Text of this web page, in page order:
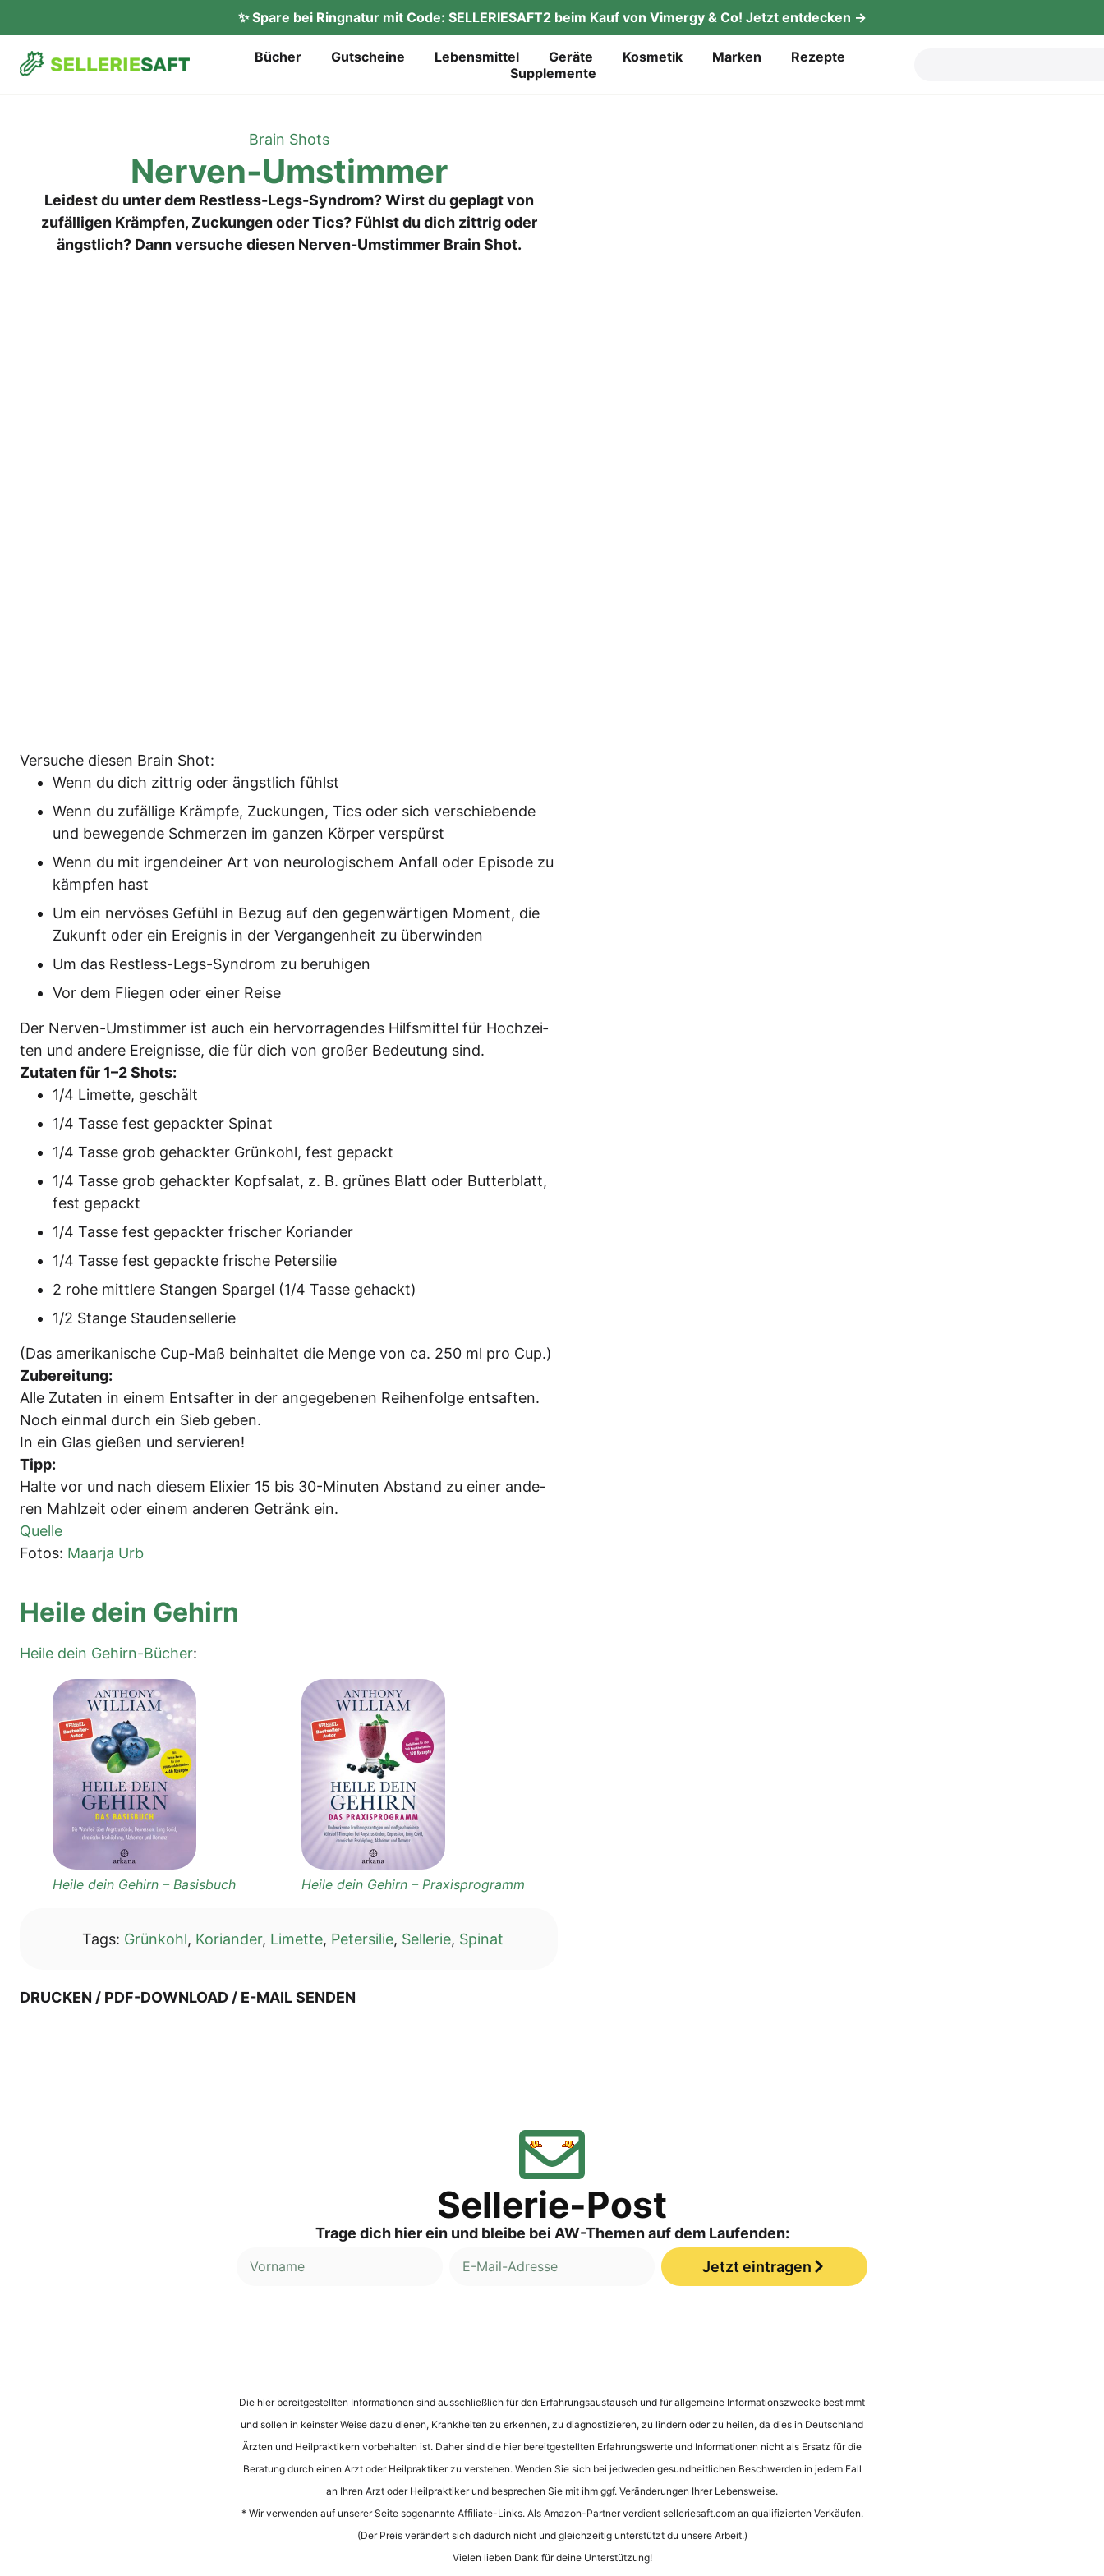
✨ Spare bei Ringnatur mit Code: SELLERIESAFT2 beim Kauf von Vimergy & Co! Jetzt entdecken →
Bücher Gut­schei­ne Lebens­mit­tel Gerä­te Kos­me­tik Mar­ken
Rezep­te
Sup­ple­men­te
Brain Shots
Ner­ven-Umstim­mer
Leidest du unter dem Restless-Legs-Syndrom? Wirst du geplagt von
zufälligen Krämpfen, Zuckungen oder Tics? Fühlst du dich zittrig oder
ängstlich? Dann versuche diesen Nerven-Umstimmer Brain Shot.
Ver­su­che die­sen Brain Shot:
Wenn du dich zitt­rig oder ängst­lich fühlst
Wenn du zufäl­li­ge Krämp­fe, Zuckun­gen, Tics oder sich ver­schie­ben­de
und bewe­gen­de Schmer­zen im gan­zen Kör­per verspürst
Wenn du mit irgend­ei­ner Art von neu­ro­lo­gi­schem Anfall oder Epi­so­de zu
kämp­fen hast
Um ein ner­vö­ses Gefühl in Bezug auf den gegen­wär­ti­gen Moment, die
Zukunft oder ein Ereig­nis in der Ver­gan­gen­heit zu überwinden
Um das Rest­less-Legs-Syn­drom zu beruhigen
Vor dem Flie­gen oder einer Reise
Der Ner­ven-Umstim­mer ist auch ein her­vor­ra­gen­des Hilfs­mit­tel für Hoch­zei­
ten und ande­re Ereig­nis­se, die für dich von gro­ßer Bedeu­tung sind.
Zuta­ten für 1–2 Shots:
1/4 Limet­te, geschält
1/4 Tas­se fest gepack­ter Spinat
1/4 Tas­se grob gehack­ter Grün­kohl, fest gepackt
1/4 Tas­se grob gehack­ter Kopf­sa­lat, z. B. grü­nes Blatt oder But­ter­blatt,
fest gepackt
1/4 Tas­se fest gepack­ter fri­scher Koriander
1/4 Tas­se fest gepack­te fri­sche Petersilie
2 rohe mitt­le­re Stan­gen Spar­gel (1/4 Tas­se gehackt)
1/2 Stan­ge Staudensellerie
(Das ame­ri­ka­ni­sche Cup-Maß beinhal­tet die Men­ge von ca. 250 ml pro Cup.)
Zube­rei­tung:
Alle Zuta­ten in einem Ent­saf­ter in der ange­ge­be­nen Rei­hen­fol­ge ent­saf­ten.
Noch ein­mal durch ein Sieb geben.
In ein Glas gie­ßen und servieren!
Tipp:
Hal­te vor und nach die­sem Eli­xier 15 bis 30-Minu­ten Abstand zu einer ande­
ren Mahl­zeit oder einem ande­ren Getränk ein.
Quel­le
Fotos: Maar­ja Urb
Hei­le dein Gehirn
Hei­le dein Gehirn-Bücher:
Hei­le dein Gehirn – Basisbuch Hei­le dein Gehirn – Praxisprogramm
Tags: Grünkohl, Koriander, Limette, Petersilie, Sellerie, Spinat
DRUCKEN / PDF-DOWNLOAD / E-MAIL SENDEN
Sellerie-Post
Trage dich hier ein und bleibe bei AW-Themen auf dem Laufenden:
Jetzt eintragen
Die hier bereitgestellten Informationen sind ausschließlich für den Erfahrungsaustausch und für allgemeine Informationszwecke bestimmt
und sollen in keinster Weise dazu dienen, Krankheiten zu erkennen, zu diagnostizieren, zu lindern oder zu heilen, da dies in Deutschland
Ärzten und Heilpraktikern vorbehalten ist. Daher sind die hier bereitgestellten Erfahrungswerte und Informationen nicht als Ersatz für die
Beratung durch einen Arzt oder Heilpraktiker zu verstehen. Wenden Sie sich bei jedweden gesundheitlichen Beschwerden in jedem Fall
an Ihren Arzt oder Heilpraktiker und besprechen Sie mit ihm ggf. Veränderungen Ihrer Lebensweise.
* Wir verwenden auf unserer Seite sogenannte Affiliate-Links. Als Amazon-Partner verdient selleriesaft.com an qualifizierten Verkäufen.
(Der Preis verändert sich dadurch nicht und gleichzeitig unterstützt du unsere Arbeit.)
Vielen lieben Dank für deine Unterstützung!